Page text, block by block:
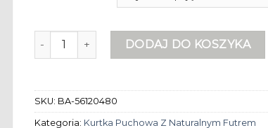
ilość kurtka puchowa z naturalnym futrem
DODAJ DO KOSZYKA
SKU: BA-56120480
Kategoria: Kurtka Puchowa Z Naturalnym Futrem